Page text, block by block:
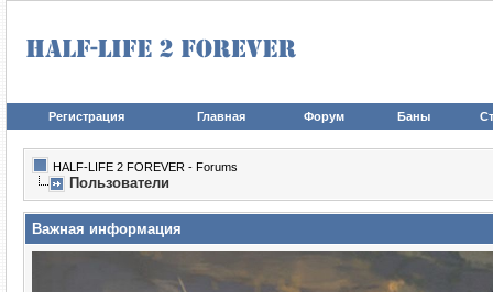
Регистрация Главная Форум Баны
HALF-LIFE 2 FOREVER - Forums
Пользователи
Важная информация